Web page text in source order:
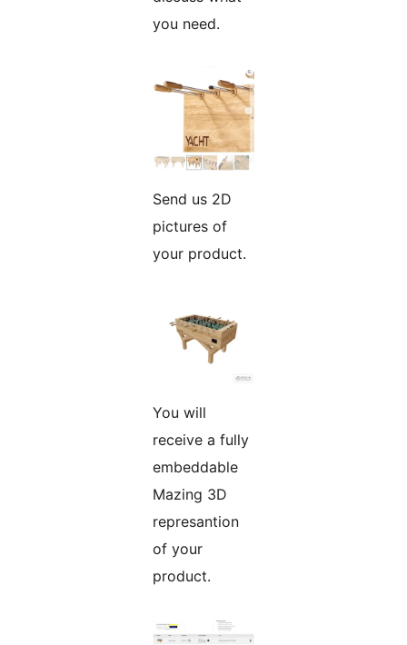
you need.
Send us 2D
pictures of
your product.
You will
receive a fully
embeddable
Mazing 3D
represantion
of your
product.